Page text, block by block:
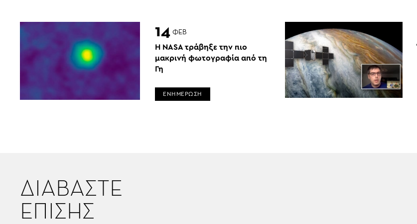
14 ΦΕΒ
H NASA τράβηξε την πιο
μακρινή φωτογραφία από τη
Γη
ΕΝΗΜΕΡΩΣΗ
ΔΙΑΒΑΣΤΕ
ΕΠΙΣΗΣ